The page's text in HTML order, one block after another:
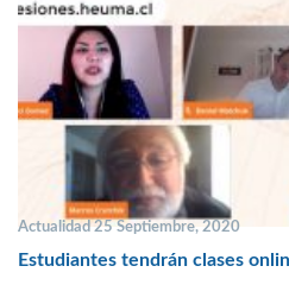
Actualidad 25 Septiembre, 2020
Estudiantes tendrán clases